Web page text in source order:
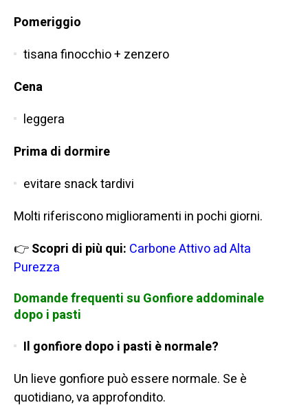
Pomeriggio
tisana finocchio + zenzero
Cena
leggera
Prima di dormire
evitare snack tardivi
Molti riferiscono miglioramenti in pochi giorni.
👉Scopri di più qui: Carbone Attivo ad Alta
Purezza
Domande frequenti su Gonfiore addominale
dopo i pasti
Il gonfiore dopo i pasti è normale?
Un lieve gonfiore può essere normale. Se è
quotidiano, va approfondito.